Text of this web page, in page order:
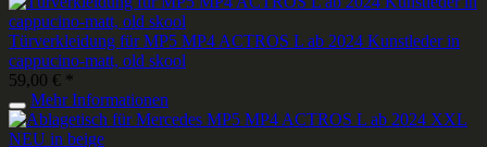
Türverkleidung für MP5 MP4 ACTROS L ab 2024 Kunstleder in
cappucino-matt, old skool
59,00 € *
Mehr Informationen